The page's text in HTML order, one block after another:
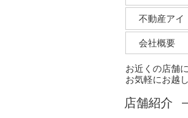
不動産アイ
会社概要
お近くの店舗に
お気軽にお越
店舗紹介